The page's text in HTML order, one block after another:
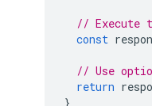
// Execute
const
// Use
return
}